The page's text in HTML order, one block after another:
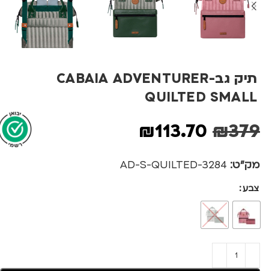
תיק גב-CABAIA ADVENTURER
QUILTED SMALL
₪379
₪113.70
מק"ט: 3284-AD-S-QUILTED
צבע